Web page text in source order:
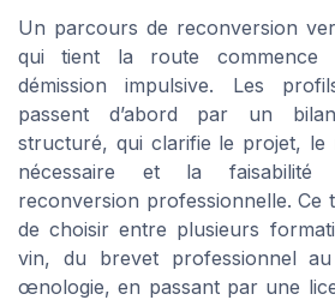
Un parcours de reconversion
qui tient la route commence
démission impulsive. Les
passent d’abord par un
structuré, qui clarifie le projet, le
nécessaire et la
reconversion professionnelle. Ce
de choisir entre plusieurs
vin, du brevet professionnel
œnologie, en passant par une